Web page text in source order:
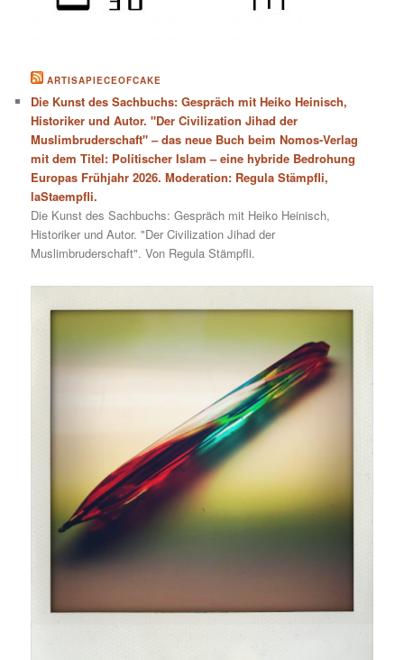
ARTISAPIECEOFCAKE
Die Kunst des Sachbuchs: Gespräch mit Heiko Heinisch,
Historiker und Autor. "Der Civilization Jihad der
Muslimbruderschaft" – das neue Buch beim Nomos-Verlag
mit dem Titel: Politischer Islam – eine hybride Bedrohung
Europas Frühjahr 2026. Moderation: Regula Stämpfli,
laStaempfli.
Die Kunst des Sachbuchs: Gespräch mit Heiko Heinisch,
Historiker und Autor. "Der Civilization Jihad der
Muslimbruderschaft". Von Regula Stämpfli.